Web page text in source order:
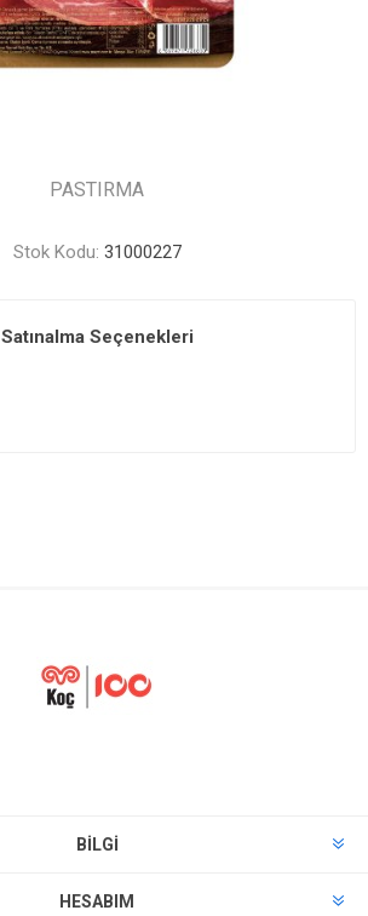
PASTIRMA
Stok Kodu: 31000227
Satınalma Seçenekleri
BILGI
HESABIM